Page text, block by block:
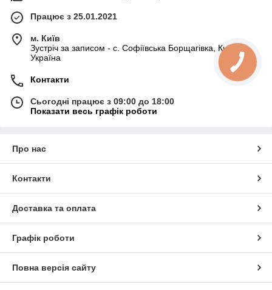
Працює з 25.01.2021
м. Київ
Зустріч за записом - с. Софіївська Борщагівка, Київ,
Україна
Контакти
Сьогодні працює з 09:00 до 18:00
Показати весь графік роботи
Про нас
Контакти
Доставка та оплата
Графік роботи
Повна версія сайту